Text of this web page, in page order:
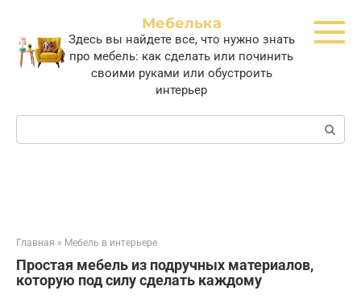
контенту
Мебелька
Здесь вы найдете все, что нужно знать
про мебель: как сделать или починить
своими руками или обустроить
интерьер
Поиск:
Главная » Мебель в интерьере
Простая мебель из подручных материалов,
которую под силу сделать каждому